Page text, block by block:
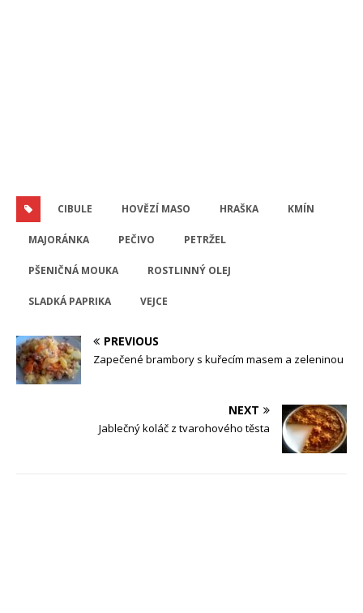
CIBULE HOVĚZÍ MASO HRAŠKA KMÍN
MAJORÁNKA PEČIVO PETRŽEL
PŠENIČNÁ MOUKA ROSTLINNÝ OLEJ
SLADKÁ PAPRIKA VEJCE
PREVIOUS
Zapečené brambory s kuřecím masem a zeleninou
NEXT
Jablečný koláč z tvarohového těsta